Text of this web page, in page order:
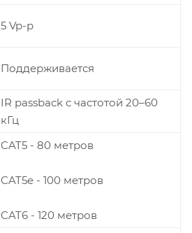
5 Vp-p
Поддерживается
IR passback с частотой 20–60
кГц
CAT5 - 80 метров
CAT5e - 100 метров
CAT6 - 120 метров